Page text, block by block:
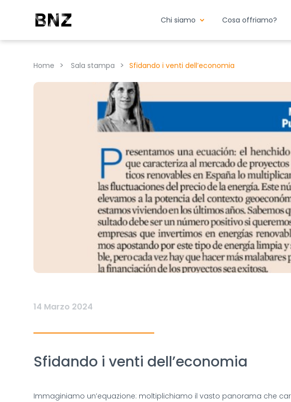
Chi siamo Cosa offriamo?
Home > Sala stampa > Sfidando i venti dell’economia
14 Marzo 2024
Sfidando i venti dell’economia
Immaginiamo un’equazione: moltiplichiamo il vasto panorama che